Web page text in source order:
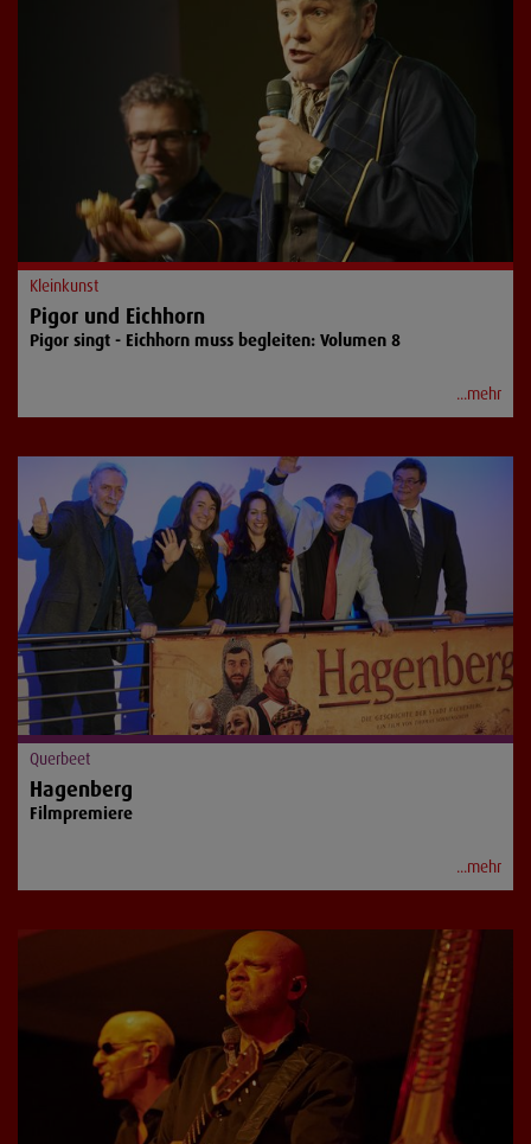
Kleinkunst
Pigor und Eichhorn
Pigor singt - Eichhorn muss begleiten: Volumen 8
...mehr
Querbeet
Hagenberg
Filmpremiere
...mehr